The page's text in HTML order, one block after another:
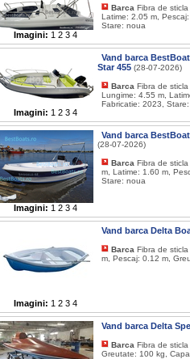
Imagini: 1 2 3 4
Barca Fibra de
Latime: 2.05 m,
Stare: noua
Imagini: 1 2 3 4
Vand barca
Star 455 (28-07-2026)
Barca Fibra de
Lungime: 4.55 m,
Fabricatie: 2023,
Imagini: 1 2 3 4
Vand barca
(28-07-2026)
Barca Fibra de
m, Latime: 1.60 m,
Stare: noua
Imagini: 1 2 3 4
Vand barca Delta
Barca Fibra de
m, Pescaj: 0.12 m,
Vand barca Delta
Barca Fibra de
Greutate: 100 kg,